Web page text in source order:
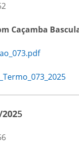
Caçamba
5